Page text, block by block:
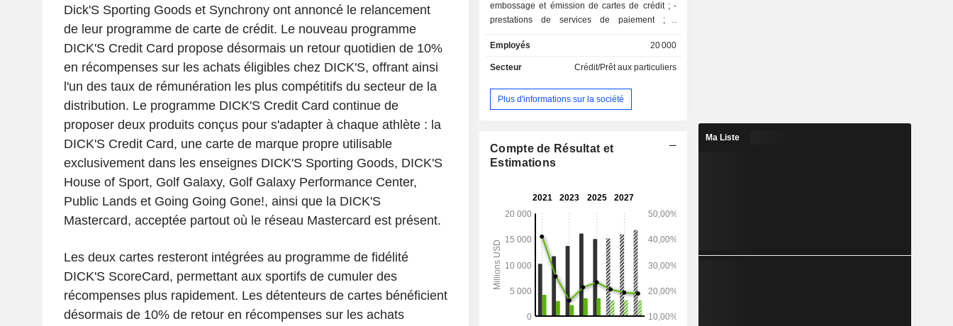
Dick'S Sporting Goods et Synchrony ont annoncé le relancement
de leur programme de carte de crédit. Le nouveau programme
DICK'S Credit Card propose désormais un retour quotidien de 10%
en récompenses sur les achats éligibles chez DICK'S, offrant ainsi
l'un des taux de rémunération les plus compétitifs du secteur de la
distribution. Le programme DICK'S Credit Card continue de
proposer deux produits conçus pour s'adapter à chaque athlète : la
DICK'S Credit Card, une carte de marque propre utilisable
exclusivement dans les enseignes DICK'S Sporting Goods, DICK'S
House of Sport, Golf Galaxy, Golf Galaxy Performance Center,
Public Lands et Going Going Gone!, ainsi que la DICK'S
Mastercard, acceptée partout où le réseau Mastercard est présent.
Les deux cartes resteront intégrées au programme de fidélité
DICK'S ScoreCard, permettant aux sportifs de cumuler des
récompenses plus rapidement. Les détenteurs de cartes bénéficient
désormais de 10% de retour en récompenses sur les achats
embossage et émission de cartes de crédit ; -
prestations de services de paiement ; -
relevés de cartes de crédit ; - autres : crédit à la
consommation, prestations services de soins de
services est assurés via les plateformes Home &
Auto, Digital, Diversified & Value, Health &
de comptes actifs.
Employés 20 000
Secteur Crédit/Prêt aux particuliers
Plus d'informations sur la société
Compte de Résultat et
Estimations
Ma Liste